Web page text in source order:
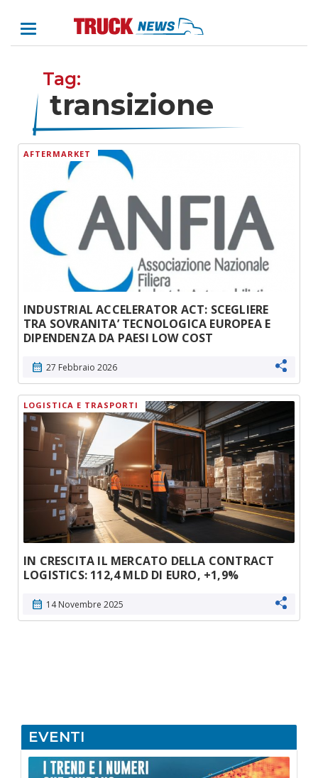
Tag:
transizione
AFTERMARKET
INDUSTRIAL ACCELERATOR ACT: SCEGLIERE
TRA SOVRANITA’ TECNOLOGICA EUROPEA E
DIPENDENZA DA PAESI LOW COST
calendar_month 27 Febbraio 2026
LOGISTICA E TRASPORTI
IN CRESCITA IL MERCATO DELLA CONTRACT
LOGISTICS: 112,4 MLD DI EURO, +1,9%
calendar_month 14 Novembre 2025
EVENTI